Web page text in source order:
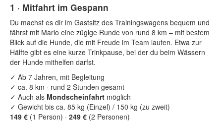
1 · Mitfahrt im Gespann
Du machst es dir im Gastsitz des Trainingswagens bequem und
fährst mit Mario eine zügige Runde von rund 8 km – mit bestem
Blick auf die Hunde, die mit Freude im Team laufen. Etwa zur
Hälfte gibt es eine kurze Trinkpause, bei der du beim Wässern
der Hunde mithelfen darfst.
✓ Ab 7 Jahren, mit Begleitung
✓ ca. 8 km · rund 2 Stunden gesamt
✓ Auch als Mondscheinfahrt möglich
✓ Gewicht bis ca. 85 kg (Einzel) / 150 kg (zu zweit)
149 € (1 Person) · 249 € (2 Personen)